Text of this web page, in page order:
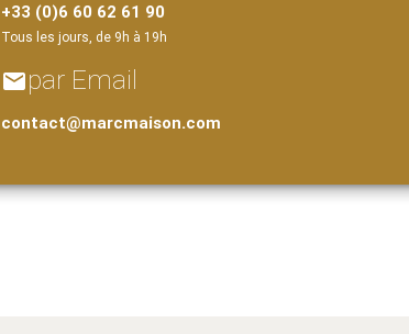
+33 (0)6 60 62 61 90
Tous les jours, de 9h à 19h
emailpar Email
contact@marcmaison.com